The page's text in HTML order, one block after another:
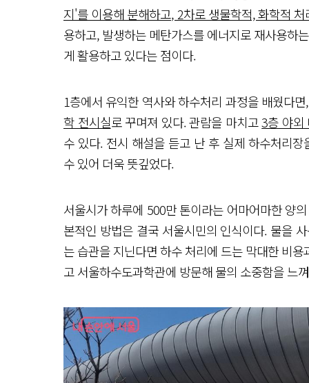
지'를 이용해 분해하고, 2차로 생물학적, 화학적
용하고, 발생하는 메탄가스를 에너지로 재사용하
게 활용하고 있다는 점이다.
1층에서 유익한 역사와 하수처리 과정을 배웠다
학 전시실로 꾸며져 있다. 관람을 마치고3층 야외
수 있다. 전시 해설을 듣고 난 후 실제 하수처리
수 있어 더욱 뜻깊었다.
서울시가 하루에 500만 톤이라는 어마어마한 양
본적인 방법은 결국 서울시민의 인식이다. 물을
는 습관을 지닌다면 하수 처리에 드는 막대한 비
고 서울하수도과학관에 방문해 물의 소중함을 느